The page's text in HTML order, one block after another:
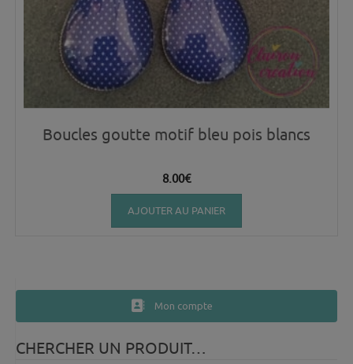
Boucles goutte motif bleu pois blancs
8.00€
AJOUTER AU PANIER
Mon compte
CHERCHER UN PRODUIT…